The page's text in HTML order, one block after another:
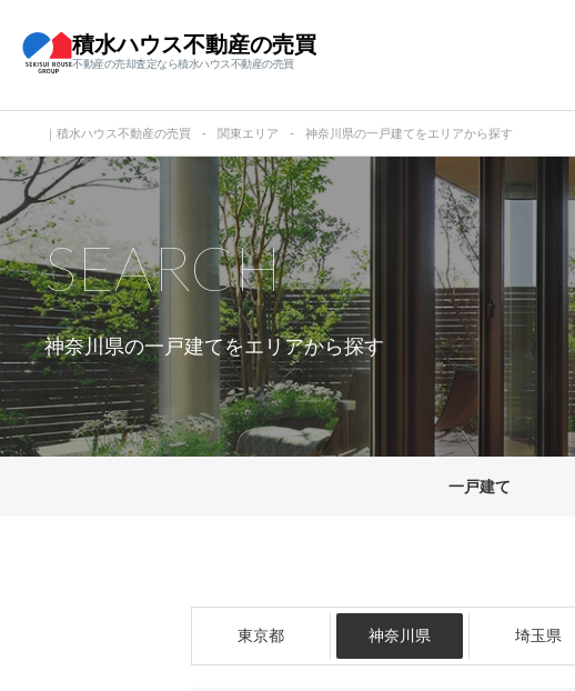
積水ハウス不動産の売買
不動産の売却査定なら積水ハウス不動産の売買
｜積水ハウス不動産の売買 関東エリア 神奈川県の一戸建てをエリアから探す
神奈川県の一戸建てをエリアから探す
SEARCH
一戸建て
東京都 神奈川県 埼玉県